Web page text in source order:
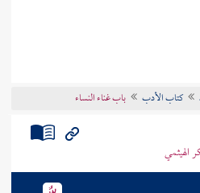
كتاب الأدب باب غناء النساء
الهيثمي